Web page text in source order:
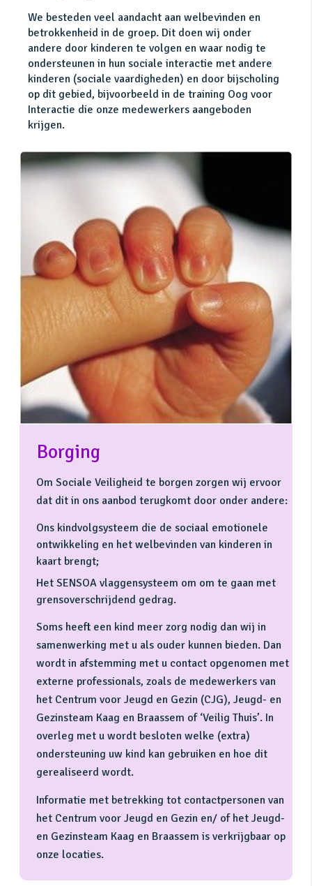
We besteden veel aandacht aan welbevinden en
betrokkenheid in de groep. Dit doen wij onder
andere door kinderen te volgen en waar nodig te
ondersteunen in hun sociale interactie met andere
kinderen (sociale vaardigheden) en door bijscholing
op dit gebied, bijvoorbeeld in de training Oog voor
Interactie die onze medewerkers aangeboden
krijgen.
Borging
Om Sociale Veiligheid te borgen zorgen wij ervoor
dat dit in ons aanbod terugkomt door onder andere:
Ons kindvolgsysteem die de sociaal emotionele
ontwikkeling en het welbevinden van kinderen in
kaart brengt;
Het SENSOA vlaggensysteem om om te gaan met
grensoverschrijdend gedrag.
Soms heeft een kind meer zorg nodig dan wij in
samenwerking met u als ouder kunnen bieden. Dan
wordt in afstemming met u contact opgenomen met
externe professionals, zoals de medewerkers van
het Centrum voor Jeugd en Gezin (CJG), Jeugd- en
Gezinsteam Kaag en Braassem of ‘Veilig Thuis’. In
overleg met u wordt besloten welke (extra)
ondersteuning uw kind kan gebruiken en hoe dit
gerealiseerd wordt.
Informatie met betrekking tot contactpersonen van
het Centrum voor Jeugd en Gezin en/ of het Jeugd-
en Gezinsteam Kaag en Braassem is verkrijgbaar op
onze locaties.